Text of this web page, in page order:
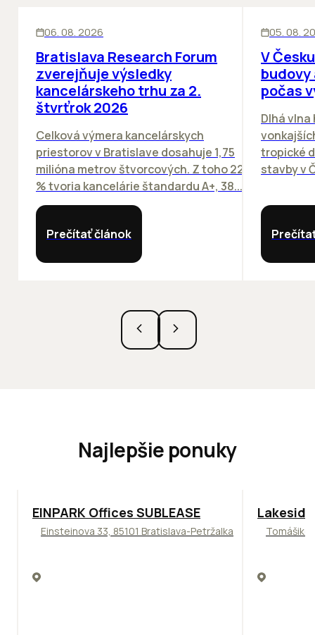
06. 08. 2026
Bratislava Research Forum
zverejňuje výsledky
kancelárskeho trhu za 2.
štvrťrok 2026
Celková výmera kancelárskych
priestorov v Bratislave dosahuje 1,75
milióna metrov štvorcových. Z toho 22
% tvoria kancelárie štandardu A+, 38...
Prečítať článok
05. 08.
V
počas
Dlhá
tropické
stavby v
Najlepšie ponuky
TOP ODPORÚČAME
EINPARK Offices SUBLEASE
Einsteinova 33, 85101 Bratislava-Petržalka